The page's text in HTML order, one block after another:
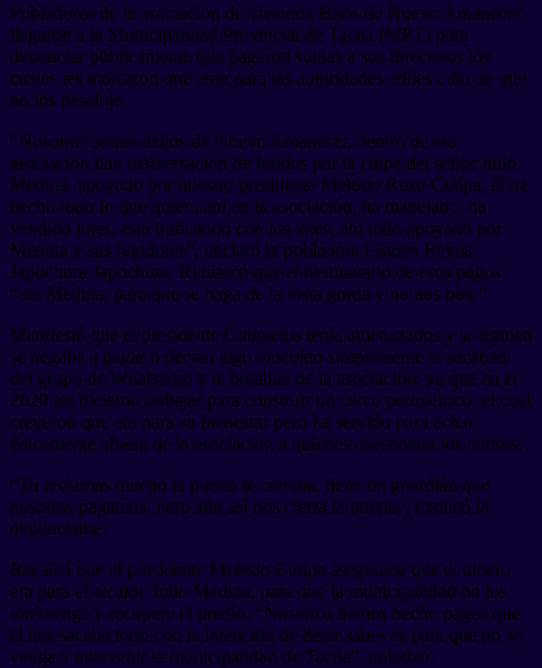
Pobladores de la asociación de vivienda Hijos de Nuevo Amanecer
llegaron a la Municipalidad Provincial de Tacna (MPT) para
denunciar públicamente que pagaron sumas a sus directivos los
cuales les indicaron que eran para las autoridades ediles a fin de que
no los desaloje.
“Nosotros somos Hijos de Nuevo Amanecer, dentro de esa
asociación hay malversación de fondos por la culpa del señor Julio
Medina, apoyado por nuestro presidente Melesio Ruso Cutipa, él ha
hecho todo lo que quiera ahí en la asociación, ha manejado, ha
vendido lotes, está traficando con los lotes, ahí todo apoyado por
Medina y sus regidores”, declaró la pobladora Gladys Reyna
Japochura Japochura. Remarcó que el destinatario de esos pagos
“era Medina, para que se haga de la vista gorda y no nos bote”.
Manifestó que el presidente Cutipa los tenía amenazados y si alguien
se negaba a pagar o decían algo indebido simplemente te sacaban
del grupo de WhatsApp y te botaban de la asociación, ya que en el
2020 les hicieron trabajar para construir un cerco perimétrico, el cual
creyeron que era para su bienestar pero ha servido para echar
físicamente afuera de la asociación a quienes cuestionan los cobros.
“Tu reclamas mucho la puerta te cerraba, tiene un guardián que
nosotros pagamos, pero aún así nos cierra la puerta”, explicó la
denunciante.
Recalcó que el presidente Melesio Cutipa aseguraba que el dinero
era para el alcalde Julio Medina, para que la municipalidad no los
intervenga y recupere el predio. “Nosotros hemos hecho pagos que
él nos sacaba todo con la intención de decir sabes es para que no se
venga a intervenir la municipalidad de Tacna”, enfatizó.